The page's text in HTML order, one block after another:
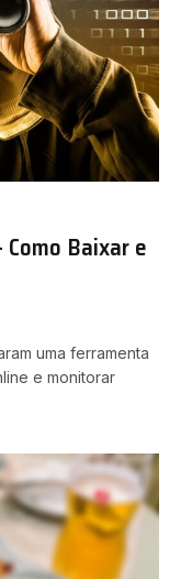
Baixar e
uma ferramenta
e monitorar